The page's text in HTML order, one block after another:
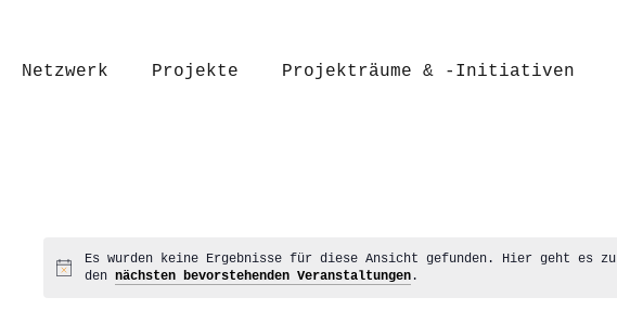
Netzwerk Projekte Projekträume & -Initiativen
Hinweis
Es wurden keine Ergebnisse für diese Ansicht gefunden. Hier geht es zu
den nächsten bevorstehenden Veranstaltungen.